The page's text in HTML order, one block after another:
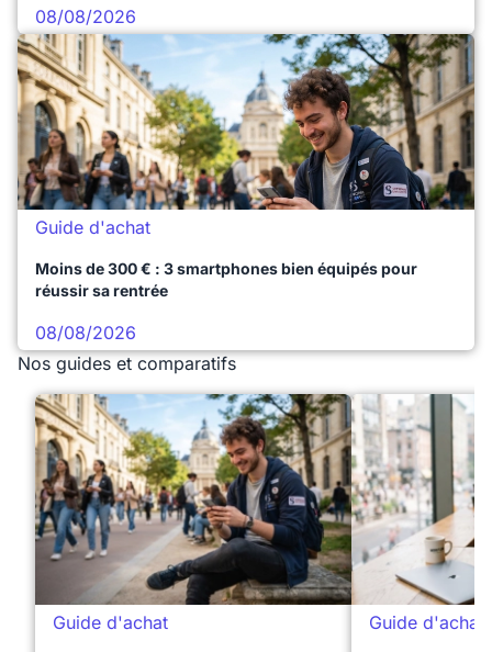
08/08/2026
Guide d'achat
Moins de 300 € : 3 smartphones bien équipés pour
réussir sa rentrée
08/08/2026
Nos guides et comparatifs
Guide d'achat Guide d'achat